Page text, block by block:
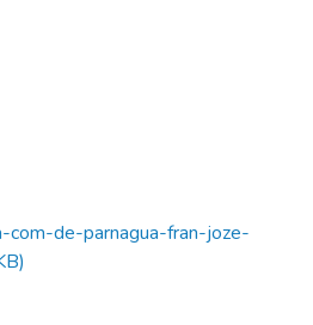
de-parnagua-fran-joze-